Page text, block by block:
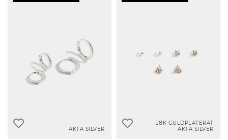
ÄKTA SILVER
18K GULDPLÄTERAT
ÄKTA SILVER